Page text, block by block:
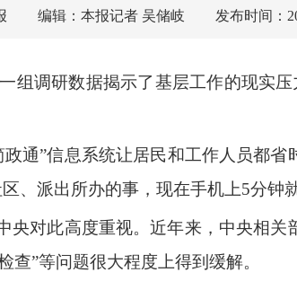
编辑：本报记者 吴储岐 发布时间：
组调研数据揭示了基层工作的现实
通”信息系统让居民和工作人员都
、派出所办的事，现在手机上5分钟
央对此高度重视。近年来，中央相
查”等问题很大程度上得到缓解。